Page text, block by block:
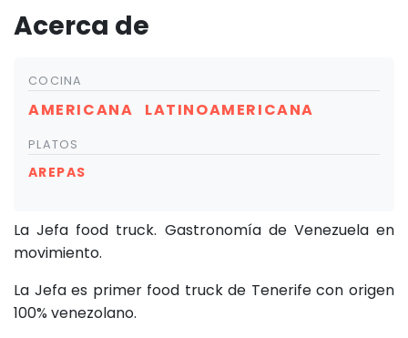
Acerca de
COCINA
AMERICANA LATINOAMERICANA
PLATOS
AREPAS
La Jefa food truck. Gastronomía de Venezuela en
movimiento.
La Jefa es primer food truck de Tenerife con origen
100% venezolano.